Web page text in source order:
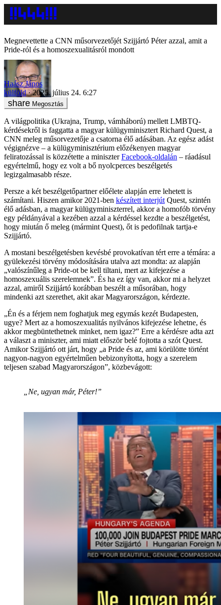
Megnevettette a CNN műsorvezetőjét Szijjártó Péter azzal, amit a
Pride-ról és a homoszexualitásról mondott
Haász János
külföld
2025. július 24. 6:27
Megosztás
A világpolitika (Ukrajna, Trump, vámháború) mellett LMBTQ-
kérdésekről is faggatta a magyar külügyminisztert Richard Quest, a
CNN meleg műsorvezetője a csatorna élő adásában. Az egész adást
végignézve – a külügyminisztérium előzékenyen magyar
feliratozással is közzétette a miniszterFacebook-oldalán – ráadásul
egyértelmű, hogy ez volt a bő nyolcperces beszélgetés
legizgalmasabb része.
Persze a két beszélgetőpartner előélete alapján erre lehetett is
számítani. Hiszen amikor 2021-ben készített interjút Quest, szintén
élő adásban, a magyar külügyminiszterrel, akkor a homofób törvény
egy példányával a kezében azzal a kérdéssel kezdte a beszélgetést,
hogy miután ő meleg (mármint Quest), őt is pedofilnak tartja-e
Szijjártó.
A mostani beszélgetésben kevésbé provokatívan tért erre a témára: a
gyülekezési törvény módosítására utalva azt mondta: az alapján
„valószínűleg a Pride-ot be kell tiltani, mert az kifejezése a
homoszexuális szerelemnek”. És ha ez így van, akkor mi a helyzet
azzal, amiről Szijjártó korábban beszélt a műsorában, hogy
mindenki azt szerethet, akit akar Magyarországon, kérdezte.
„Én és a férjem nem foghatjuk meg egymás kezét Budapesten,
ugye? Mert az a homoszexualitás nyilvános kifejezése lehetne, és
akkor megbüntethetnek minket, nem igaz?” Erre a kérdésre adta azt
a választ a miniszter, ami miatt először belé fojtotta a szót Quest.
Amikor Szijjártó ott járt, hogy „a Pride és az, ami körülötte történt
nagyon-nagyon egyértelműen bebizonyította, hogy a szerelem
teljesen szabad Magyarországon”, közbevágott:
„Ne, ugyan már, Péter!”